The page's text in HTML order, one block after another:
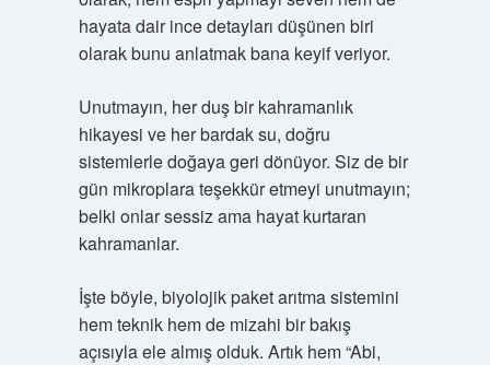
hayata dair ince detayları düşünen biri
olarak bunu anlatmak bana keyif veriyor.
Unutmayın, her duş bir kahramanlık
hikayesi ve her bardak su, doğru
sistemlerle doğaya geri dönüyor. Siz de bir
gün mikroplara teşekkür etmeyi unutmayın;
belki onlar sessiz ama hayat kurtaran
kahramanlar.
İşte böyle, biyolojik paket arıtma sistemini
hem teknik hem de mizahi bir bakış
açısıyla ele almış olduk. Artık hem “Abi,